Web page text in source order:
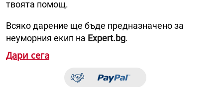
твоята помощ.
Всяко дарение ще бъде предназначено за
неуморния екип на Expert.bg.
Дари сега